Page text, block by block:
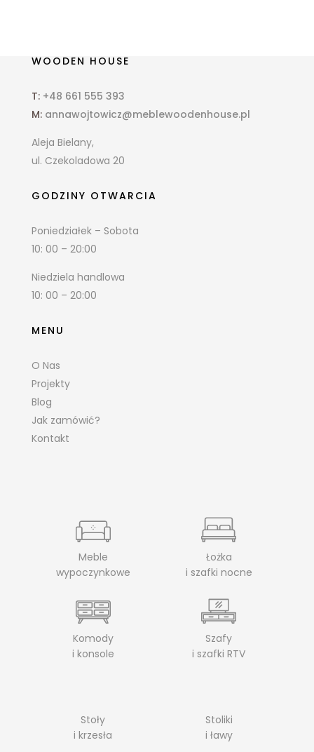
WOODEN HOUSE
T: +48 661 555 393
M: annawojtowicz@meblewoodenhouse.pl
Aleja Bielany,
ul. Czekoladowa 20
GODZINY OTWARCIA
Poniedziałek – Sobota
10: 00 – 20:00
Niedziela handlowa
10: 00 – 20:00
MENU
O Nas
Projekty
Blog
Jak zamówić?
Kontakt
Meble
wypoczynkowe
Łożka
i szafki nocne
Komody
i konsole
Szafy
i szafki RTV
Stoły
i krzesła
Stoliki
i ławy